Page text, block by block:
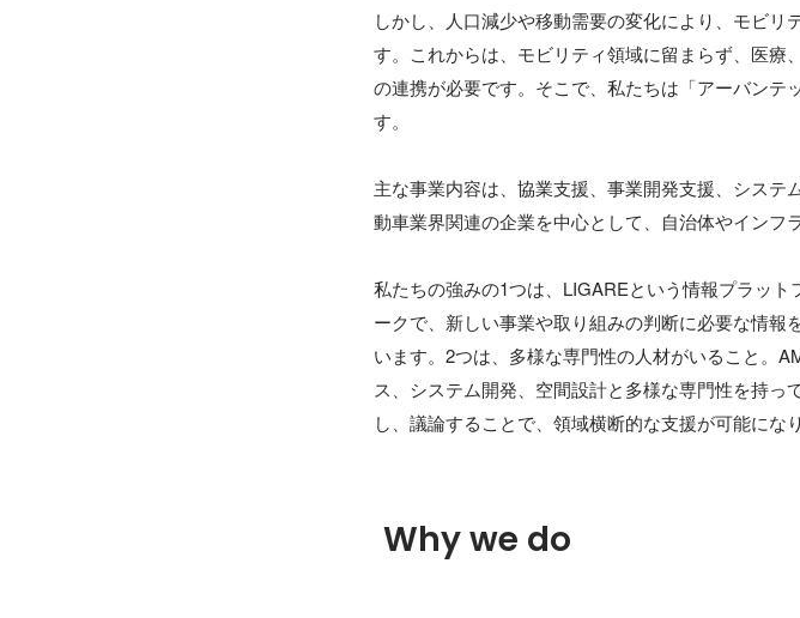
しかし、人口減少や移動需要の変化により、モビ
す。これからは、モビリティ領域に留まらず、医療
の連携が必要です。そこで、私たちは「アーバンテ
す。
主な事業内容は、協業支援、事業開発支援、シス
動車業界関連の企業を中心として、自治体やインフ
私たちの強みの1つは、LIGAREという情報プラッ
ークで、新しい事業や取り組みの判断に必要な情
います。2つは、多様な専門性の人材がいること。
ス、システム開発、空間設計と多様な専門性を持
Why we do